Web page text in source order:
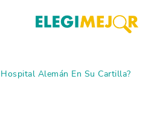
Alemán En Su Cartilla?